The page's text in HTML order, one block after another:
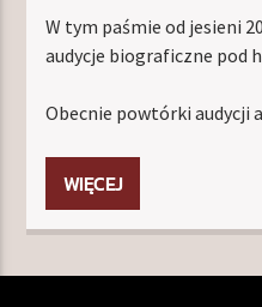
W tym paśmie od jesieni
audycje biograficzne pod
Obecnie powtórki audycji
WIĘCEJ